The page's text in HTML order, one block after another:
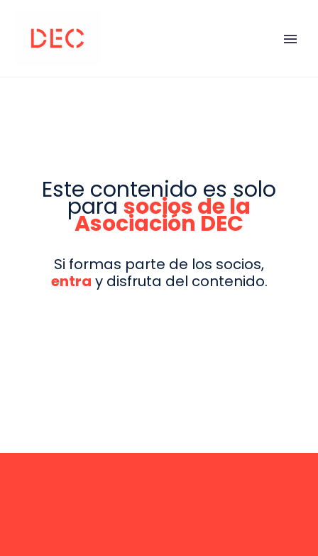
Este contenido es solo
parasocios de la
Asociación DEC
Si formas parte de los socios,
entra y disfruta del contenido.